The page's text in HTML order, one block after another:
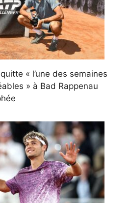
« l’une des semaines
» à Bad Rappenau